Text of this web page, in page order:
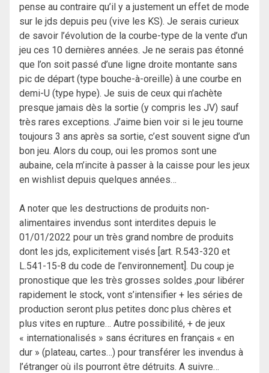
pense au contraire qu’il y a justement un effet de mode
sur le jds depuis peu (vive les KS). Je serais curieux
de savoir l’évolution de la courbe-type de la vente d’un
jeu ces 10 dernières années. Je ne serais pas étonné
que l’on soit passé d’une ligne droite montante sans
pic de départ (type bouche-à-oreille) à une courbe en
demi-U (type hype). Je suis de ceux qui n’achète
presque jamais dès la sortie (y compris les JV) sauf
très rares exceptions. J’aime bien voir si le jeu tourne
toujours 3 ans après sa sortie, c’est souvent signe d’un
bon jeu. Alors du coup, oui les promos sont une
aubaine, cela m’incite à passer à la caisse pour les jeux
en wishlist depuis quelques années…
A noter que les destructions de produits non-
alimentaires invendus sont interdites depuis le
01/01/2022 pour un très grand nombre de produits
dont les jds, explicitement visés [art. R.543-320 et
L.541-15-8 du code de l’environnement]. Du coup je
pronostique que les très grosses soldes ,pour libérer
rapidement le stock, vont s’intensifier + les séries de
production seront plus petites donc plus chères et
plus vites en rupture… Autre possibilité, + de jeux
« internationalisés » sans écritures en français « en
dur » (plateau, cartes…) pour transférer les invendus à
l’étranger où ils pourront être détruits. A suivre…